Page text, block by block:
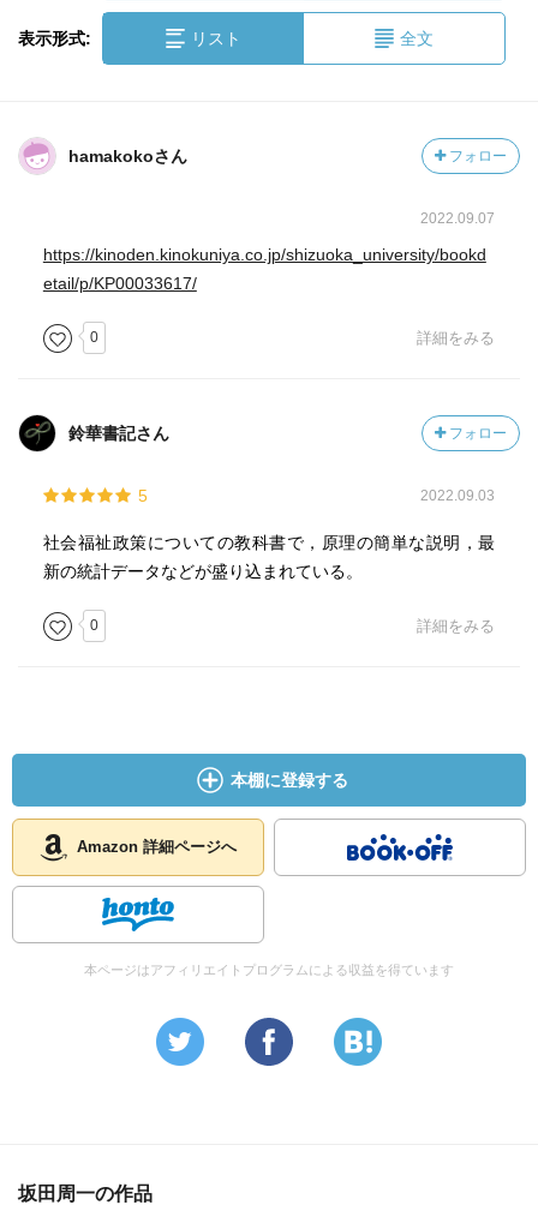
表示形式: リスト 全文
hamakokoさん フォロー
2022.09.07
https://kinoden.kinokuniya.co.jp/shizuoka_university/bookd
etail/p/KP00033617/
0 詳細をみる
鈴華書記さん フォロー
5 2022.09.03
社会福祉政策についての教科書で，原理の簡単な説明，最
新の統計データなどが盛り込まれている。
0 詳細をみる
本棚に登録する
Amazon 詳細ページへ
本ページはアフィリエイトプログラムによる収益を得ています
坂田周一の作品